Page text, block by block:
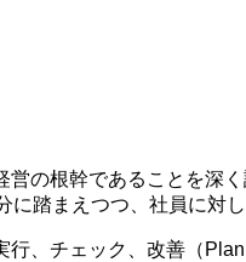
の根幹であることを深
踏まえつつ、社員に対
、チェック、改善（